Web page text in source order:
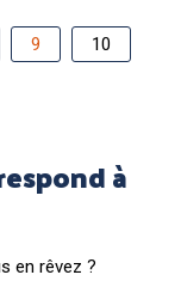
9 10
à
en rêvez ?